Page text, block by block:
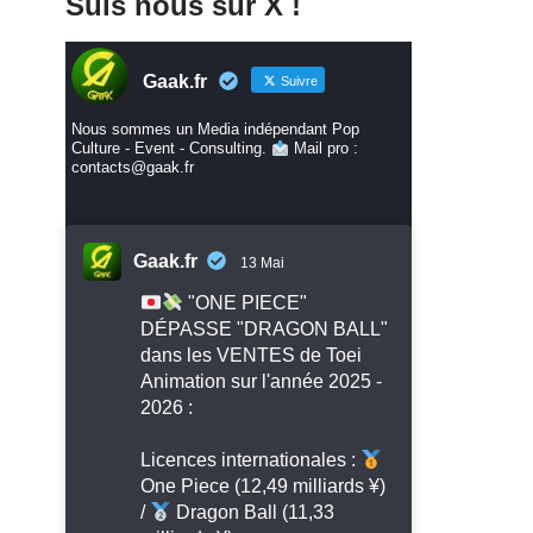
Gaak.fr Suivre
Nous sommes un Media indépendant Pop
Culture - Event - Consulting.
Mail pro :
contacts@gaak.fr
Gaak.fr 13 Mai
"ONE PIECE"
DÉPASSE "DRAGON BALL"
dans les VENTES de Toei
Animation sur l'année 2025 -
2026 :
Licences internationales :
One Piece (12,49 milliards ¥)
/
Dragon Ball (11,33